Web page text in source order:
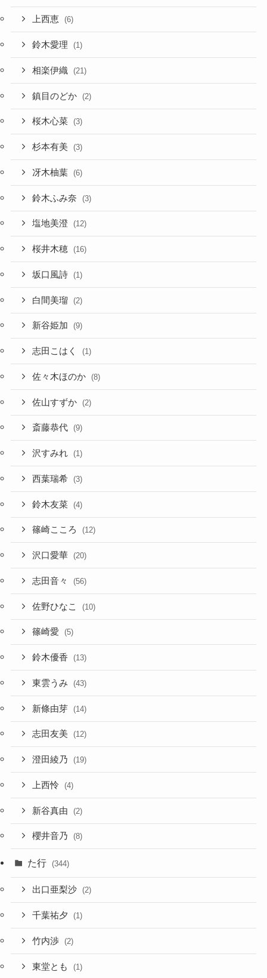
上西恵 (6)
鈴木愛理 (1)
相楽伊織 (21)
鎮目のどか (2)
桜木心菜 (3)
杉本有美 (3)
冴木柚葉 (6)
鈴木ふみ奈 (3)
塩地美澄 (12)
桜井木穂 (16)
坂口風詩 (1)
白間美瑠 (2)
新谷姫加 (9)
志田こはく (1)
佐々木ほのか (8)
佐山すずか (2)
斎藤恭代 (9)
沢すみれ (1)
西葉瑞希 (3)
鈴木友菜 (4)
篠崎こころ (12)
沢口愛華 (20)
志田音々 (56)
佐野ひなこ (10)
篠崎愛 (5)
鈴木優香 (13)
東雲うみ (43)
新條由芽 (14)
志田友美 (12)
澄田綾乃 (19)
上西怜 (4)
新谷真由 (2)
櫻井音乃 (8)
た行 (344)
出口亜梨沙 (2)
千葉祐夕 (1)
竹内渉 (2)
東堂とも (1)